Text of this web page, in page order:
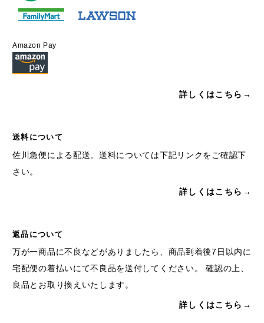
Amazon Pay
詳しくはこちら→
送料について
佐川急便による配送。送料については下記リンクをご確認下
さい。
詳しくはこちら→
返品について
万が一商品に不良などがありましたら、商品到着後7日以内に
宅配便の着払いにて不良品を送付してください。 確認の上、
良品とお取り換えいたします。
詳しくはこちら→